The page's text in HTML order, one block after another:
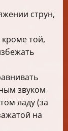
струн,
той,
звуком
ладу (за
на